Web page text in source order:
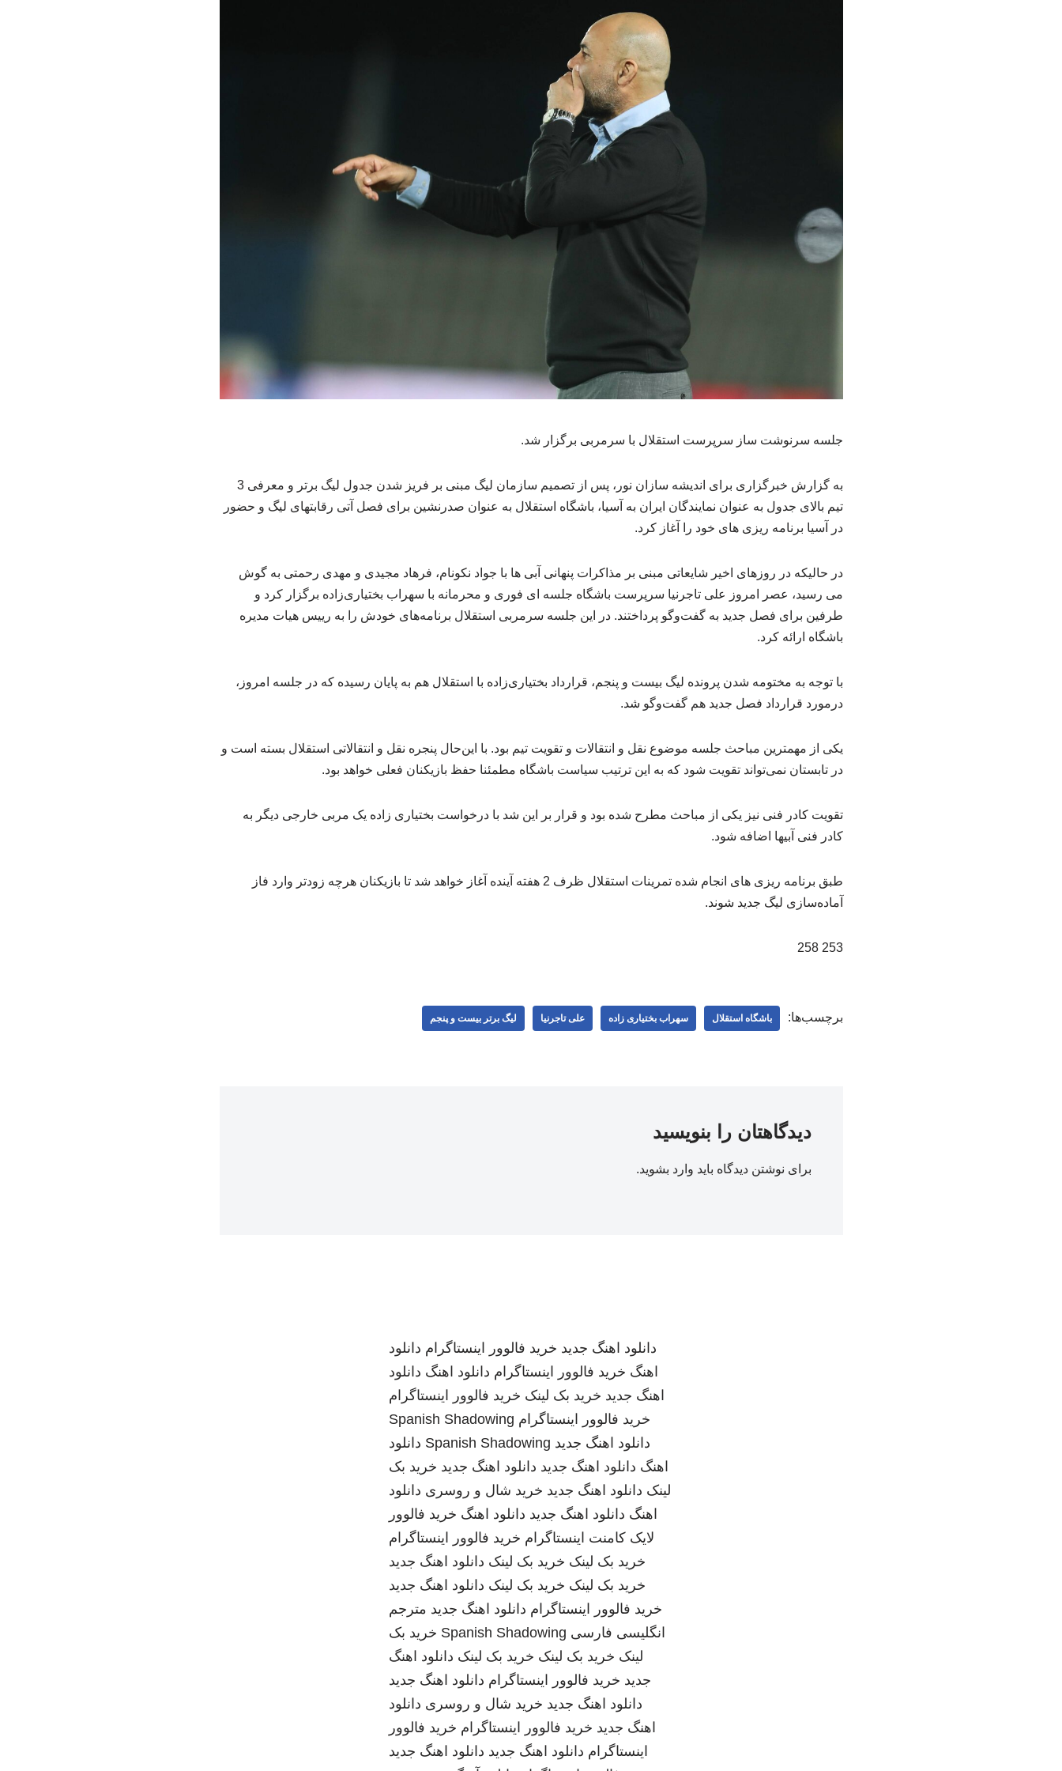
جلسه سرنوشت ساز سرپرست استقلال با سرمربی برگزار شد.
به گزارش خبرگزاری برای اندیشه سازان نور، پس از تصمیم سازمان لیگ مبنی بر فریز شدن جدول لیگ برتر و معرفی 3
تیم بالای جدول به عنوان نمایندگان ایران به آسیا، باشگاه استقلال به عنوان صدرنشین برای فصل آتی رقابتهای لیگ و حضور
در آسیا برنامه ریزی های خود را آغاز کرد.
در حالیکه در روزهای اخیر شایعاتی مبنی بر مذاکرات پنهانی آبی ها با جواد نکونام، فرهاد مجیدی و مهدی رحمتی به گوش
می رسید، عصر امروز علی تاجرنیا سرپرست باشگاه جلسه ای فوری و محرمانه با سهراب بختیاری‌زاده برگزار کرد و
طرفین برای فصل جدید به گفت‌وگو پرداختند. در این جلسه سرمربی استقلال برنامه‌های خودش را به رییس هیات مدیره
باشگاه ارائه کرد.
با توجه به مختومه شدن پرونده لیگ بیست و پنجم، قرارداد بختیاری‌زاده با استقلال هم به پایان رسیده که در جلسه امروز،
درمورد قرارداد فصل جدید هم گفت‌وگو شد.
یکی از مهمترین مباحث جلسه موضوع نقل و انتقالات و تقویت تیم بود. با این‌حال پنجره نقل و انتقالاتی استقلال بسته است و
در تابستان نمی‌تواند تقویت شود که به این ترتیب سیاست باشگاه مطمئنا حفظ بازیکنان فعلی خواهد بود.
تقویت کادر فنی نیز یکی از مباحث مطرح شده بود و قرار بر این شد با درخواست بختیاری زاده یک مربی خارجی دیگر به
کادر فنی آبیها اضافه شود.
طبق برنامه ریزی های انجام شده تمرینات استقلال ظرف 2 هفته آینده آغاز خواهد شد تا بازیکنان هرچه زودتر وارد فاز
آماده‌سازی لیگ جدید شوند.
253 258
برچسب‌ها: باشگاه استقلال سهراب بختیاری زاده علی تاجرنیا لیگ برتر بیست و پنجم
دیدگاهتان را بنویسید
برای نوشتن دیدگاه باید وارد بشوید.
دانلود اهنگ جدید خرید فالوور اینستاگرام دانلود
اهنگ خرید فالوور اینستاگرام دانلود اهنگ دانلود
اهنگ جدید خرید بک لینک خرید فالوور اینستاگرام
خرید فالوور اینستاگرام Spanish Shadowing
دانلود اهنگ جدید Spanish Shadowing دانلود
اهنگ دانلود اهنگ جدید دانلود اهنگ جدید خرید بک
لینک دانلود اهنگ جدید خرید شال و روسری دانلود
اهنگ دانلود اهنگ جدید دانلود اهنگ خرید فالوور
لایک کامنت اینستاگرام خرید فالوور اینستاگرام
خرید بک لینک خرید بک لینک دانلود اهنگ جدید
خرید بک لینک خرید بک لینک دانلود اهنگ جدید
خرید فالوور اینستاگرام دانلود اهنگ جدید مترجم
انگلیسی فارسی Spanish Shadowing خرید بک
لینک خرید بک لینک خرید بک لینک دانلود اهنگ
جدید خرید فالوور اینستاگرام دانلود اهنگ جدید
دانلود اهنگ جدید خرید شال و روسری دانلود
اهنگ جدید خرید فالوور اینستاگرام خرید فالوور
اینستاگرام دانلود اهنگ جدید دانلود اهنگ جدید